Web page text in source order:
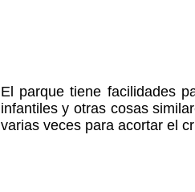
El parque tiene facilidades
infantiles y otras cosas
varias veces para acortar el